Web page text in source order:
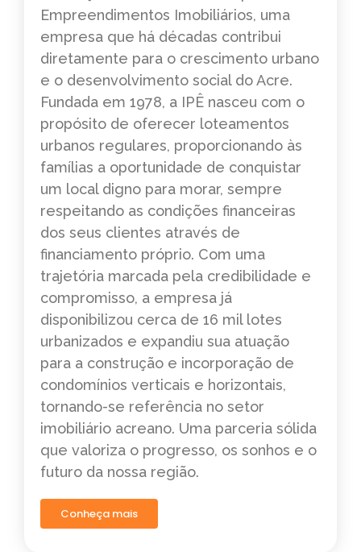
Empreendimentos Imobiliários, uma
empresa que há décadas contribui
diretamente para o crescimento urbano
e o desenvolvimento social do Acre.
Fundada em 1978, a IPÊ nasceu com o
propósito de oferecer loteamentos
urbanos regulares, proporcionando às
famílias a oportunidade de conquistar
um local digno para morar, sempre
respeitando as condições financeiras
dos seus clientes através de
financiamento próprio. Com uma
trajetória marcada pela credibilidade e
compromisso, a empresa já
disponibilizou cerca de 16 mil lotes
urbanizados e expandiu sua atuação
para a construção e incorporação de
condomínios verticais e horizontais,
tornando-se referência no setor
imobiliário acreano. Uma parceria sólida
que valoriza o progresso, os sonhos e o
futuro da nossa região.
Conheça mais